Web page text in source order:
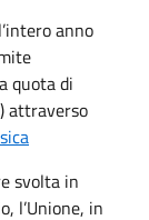
anno
quota di
attraverso
svolta in
l’Unione, in